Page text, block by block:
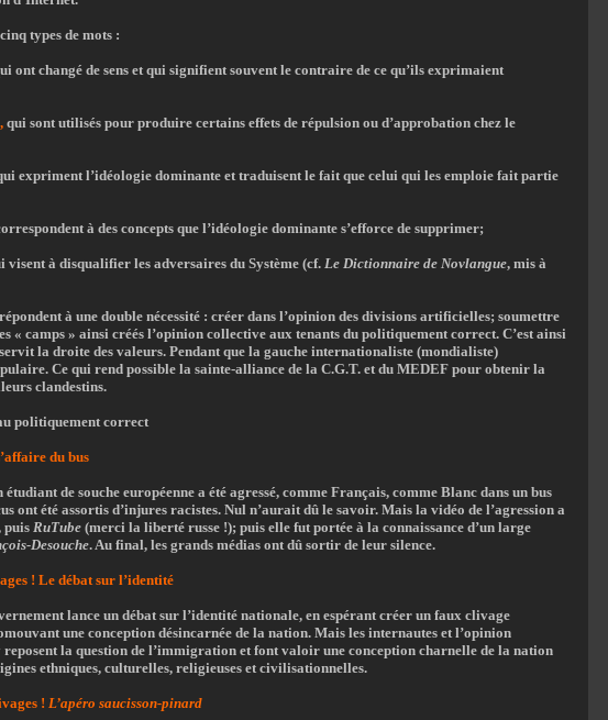
types de mots :
ont changé de sens et qui signifient souvent le contraire de ce qu’ils exprimaient
, qui sont utilisés pour produire certains effets de répulsion ou d’approbation chez le
expriment l’idéologie dominante et traduisent le fait que celui qui les emploie fait partie
à des concepts que l’idéologie dominante s’efforce de supprimer;
visent à disqualifier les adversaires du Système (cf. Le Dictionnaire de Novlangue, mis à
à une double nécessité : créer dans l’opinion des divisions artificielles; soumettre
« camps » ainsi créés l’opinion collective aux tenants du politiquement correct. C’est ainsi
la droite des valeurs. Pendant que la gauche internationaliste (mondialiste)
Ce qui rend possible la sainte-alliance de la C.G.T. et du MEDEF pour obtenir la
clandestins.
politiquement correct
du bus
de souche européenne a été agressé, comme Français, comme Blanc dans un bus
ont été assortis d’injures racistes. Nul n’aurait dû le savoir. Mais la vidéo de l’agression a
puis RuTube (merci la liberté russe !); puis elle fut portée à la connaissance d’un large
Desouche. Au final, les grands médias ont dû sortir de leur silence.
! Le débat sur l’identité
lance un débat sur l’identité nationale, en espérant créer un faux clivage
une conception désincarnée de la nation. Mais les internautes et l’opinion
reposent la question de l’immigration et font valoir une conception charnelle de la nation
ethniques, culturelles, religieuses et civilisationnelles.
! L’apéro saucisson-pinard